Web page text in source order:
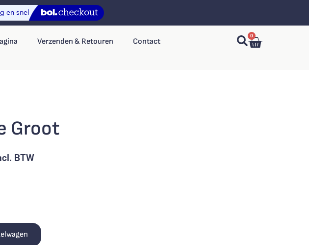
Verzenden & Retouren Contact
0
Groot
BTW